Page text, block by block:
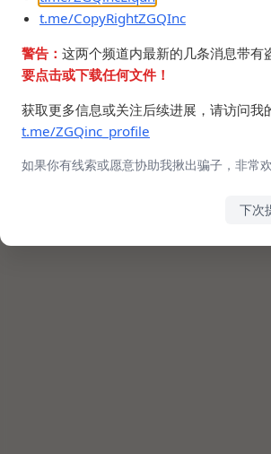
t.me/CopyRightZGQInc
警告： 这两个频道内最新的几条消息带有
要点击或下载任何文件！
获取更多信息或关注后续进展，请访问我
t.me/ZGQinc_profile
如果你有线索或愿意协助我揪出骗子，非常
下次